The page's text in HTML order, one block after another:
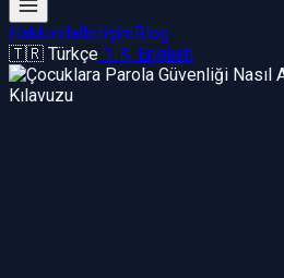
HakkındaİletişimBlog
🇹🇷 Türkçe🇬🇧 English